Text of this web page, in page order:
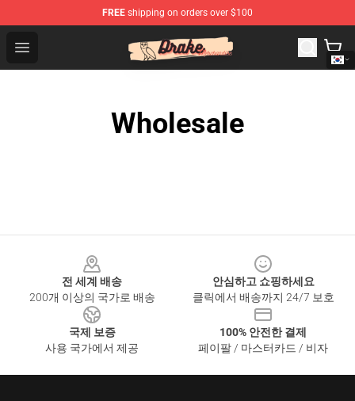
FREE shipping on orders over $100
Open menu
Drake Shop - Official Drake Merchandise Store
Wholesale
전 세계 배송
200개 이상의 국가로 배송
안심하고 쇼핑하세요
클릭에서 배송까지 24/7 보호
국제 보증
사용 국가에서 제공
100% 안전한 결제
페이팔 / 마스터카드 / 비자